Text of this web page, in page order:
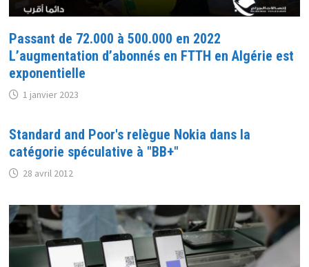
Passant de 72.000 à 500.000 en 2022
L’augmentation d’abonnés en FTTH en Algérie est
exponentielle
1 janvier 2023
Standard and Poor's relègue Nokia dans la
catégorie spéculative à "BB+"
28 avril 2012